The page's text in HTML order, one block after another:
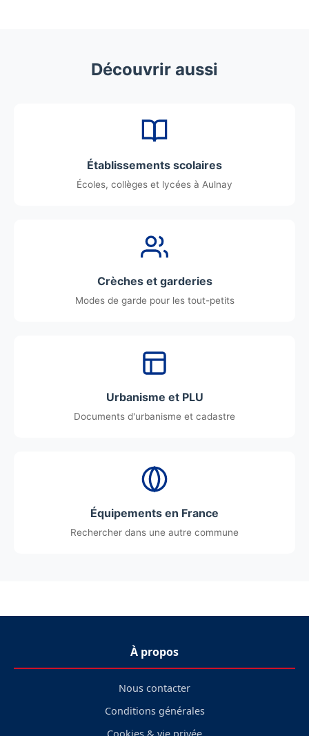
Découvrir aussi
Établissements scolaires
Écoles, collèges et lycées à Aulnay
Crèches et garderies
Modes de garde pour les tout-petits
Urbanisme et PLU
Documents d'urbanisme et cadastre
Équipements en France
Rechercher dans une autre commune
À propos
Nous contacter
Conditions générales